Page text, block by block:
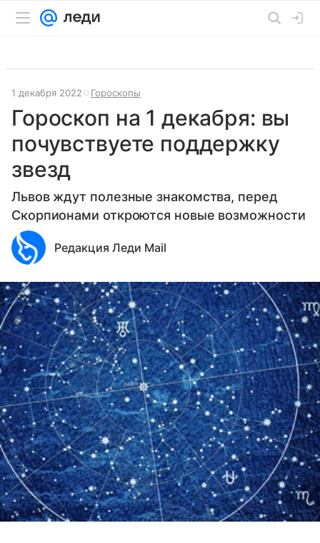
1 декабря 2022 Гороскопы
Гороскоп на 1 декабря: вы
почувствуете поддержку
звезд
Львов ждут полезные знакомства, перед
Скорпионами откроются новые возможности
Редакция Леди Mail